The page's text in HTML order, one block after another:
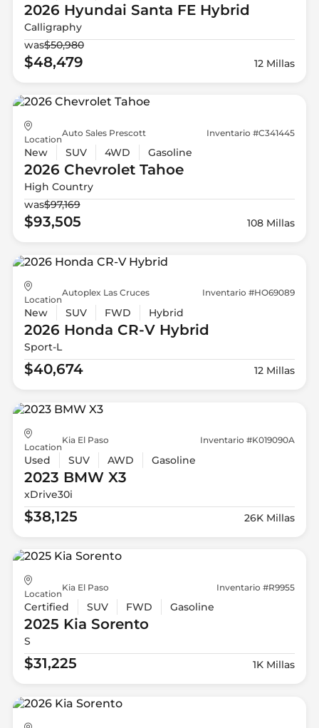
2026 Hyundai Santa FE Hybrid
Calligraphy
was$50,980
$48,479 12 Millas
Location
Auto Sales Prescott Inventario #C341445
New SUV 4WD Gasoline
2026 ChevroletTahoe
High Country
was$97,169
$93,505 108 Millas
Location
Autoplex Las Cruces Inventario #HO69089
New SUV FWD Hybrid
2026 Honda CR-V Hybrid
Sport-L
$40,674 12 Millas
Location
Kia El Paso Inventario #K019090A
Used SUV AWD Gasoline
2023 BMWX3
xDrive30i
$38,125 26K Millas
Location
Kia El Paso Inventario #R9955
Certified SUV FWD Gasoline
2025 Kia Sorento
S
$31,225 1K Millas